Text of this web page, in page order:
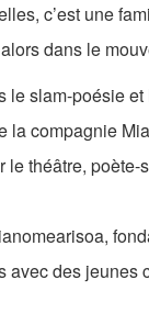
c’est une
dans le
slam-poésie et
la compagnie
théâtre, poète-
avec des jeunes